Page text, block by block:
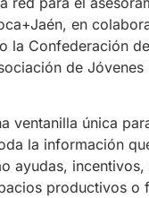
en
la Confederación
de Jóvenes
ventanilla única
la información
ayudas,
productivos o